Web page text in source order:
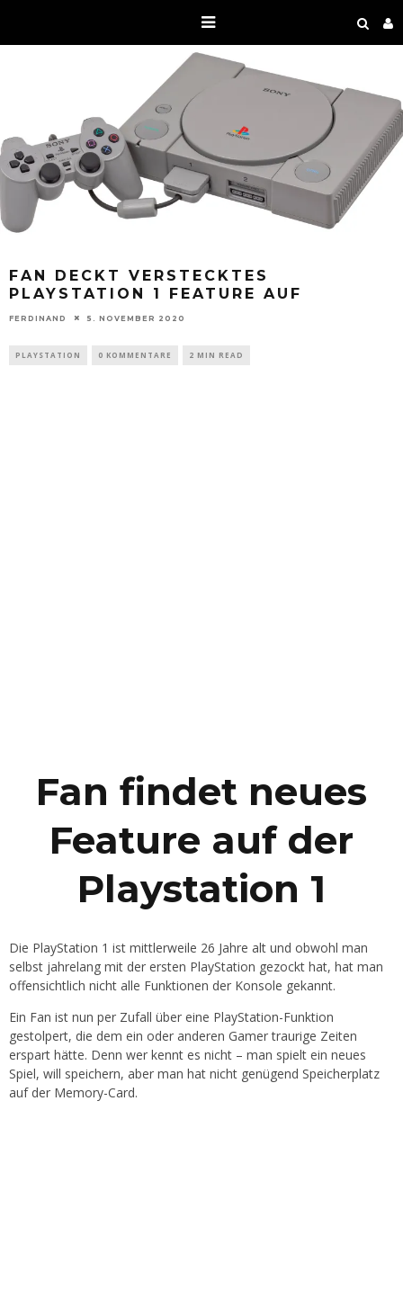
FAN DECKT VERSTECKTES
PLAYSTATION 1 FEATURE AUF
FERDINAND 5. NOVEMBER 2020
PLAYSTATION 0 KOMMENTARE 2 MIN READ
Fan findet neues
Feature auf der
Playstation 1
Die PlayStation 1 ist mittlerweile 26 Jahre alt und obwohl man
selbst jahrelang mit der ersten PlayStation gezockt hat, hat man
offensichtlich nicht alle Funktionen der Konsole gekannt.
Ein Fan ist nun per Zufall über eine PlayStation-Funktion
gestolpert, die dem ein oder anderen Gamer traurige Zeiten
erspart hätte. Denn wer kennt es nicht – man spielt ein neues
Spiel, will speichern, aber man hat nicht genügend Speicherplatz
auf der Memory-Card.